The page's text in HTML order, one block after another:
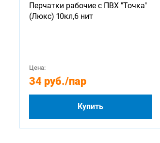
Перчатки рабочие с ПВХ "Точка"
(Люкс) 10кл,6 нит
Цена:
34 руб./пар
Купить